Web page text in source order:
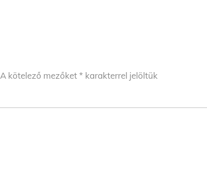
A kötelező mezőket* karakterrel jelöltük